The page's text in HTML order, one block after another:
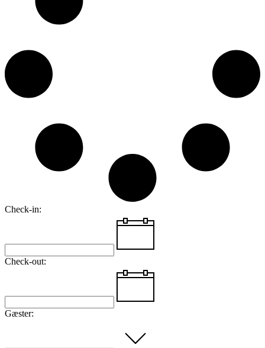
Check-in:
Check-out:
Gæster: